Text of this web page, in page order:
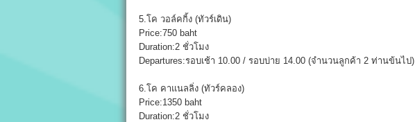
5.โค วอล์คกิ้ง (ทัวร์เดิน)
Price:750 baht
Duration:2 ชั่วโมง
Departures:รอบเช้า 10.00 / รอบบ่าย 14.00 (จำนวนลูกค้า 2 ท่านข้นไป)
6.โค คาแนลลิ่ง (ทัวร์คลอง)
Price:1350 baht
Duration:2 ชั่วโมง